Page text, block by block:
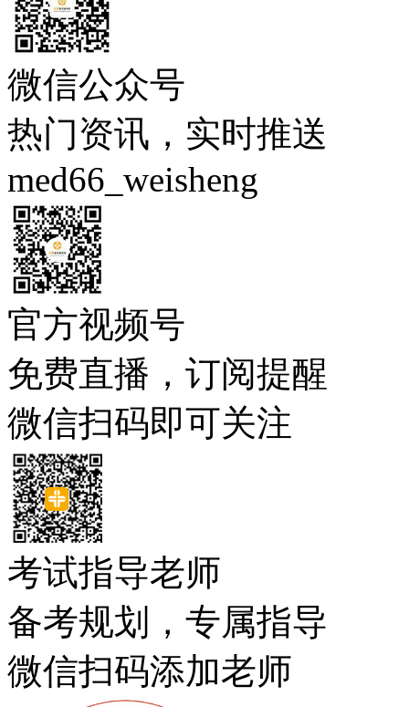
微信公众号
热门资讯，实时推送
med66_weisheng
官方视频号
免费直播，订阅提醒
微信扫码即可关注
考试指导老师
备考规划，专属指导
微信扫码添加老师